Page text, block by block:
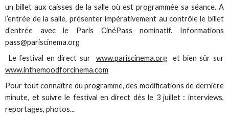
un billet aux caisses de la salle où est programmée sa séance. A
l’entrée de la salle, présenter impérativement au contrôle le billet
d’entrée avec le Paris CinéPass nominatif. Informations
pass@pariscinema.org
Le festival en direct surwww.pariscinema.org et bien sûr sur
www.inthemoodforcinema.com
Pour tout connaître du programme, des modifications de dernière
minute, et suivre le festival en direct dès le 3 juillet : interviews,
reportages, photos...